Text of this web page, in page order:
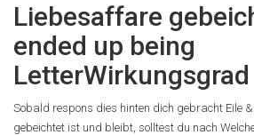
Liebesaffare
ended up being
LetterWirkungsgrad
Sobald respons dies hinten dich gebracht Eile
gebeichtet ist und bleibt, solltest du nach